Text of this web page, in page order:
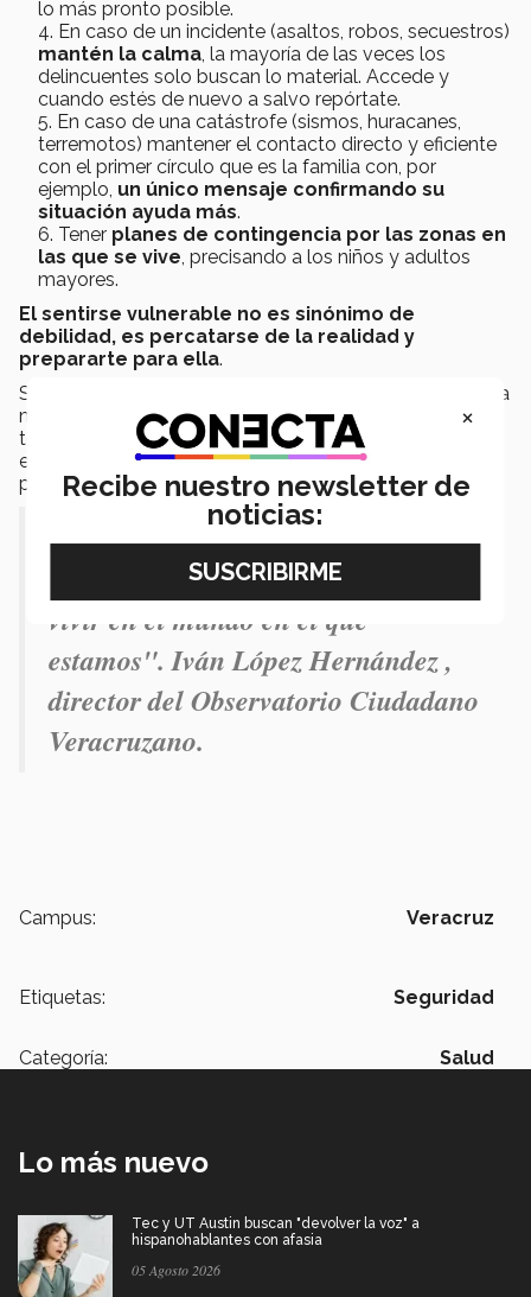
lo más pronto posible.
En caso de un incidente (asaltos, robos, secuestros)
mantén la calma , la mayoría de las veces los
delincuentes solo buscan lo material. Accede y
cuando estés de nuevo a salvo repórtate.
En caso de una catástrofe (sismos, huracanes,
terremotos) mantener el contacto directo y eficiente
con el primer círculo que es la familia con, por
ejemplo, un único mensaje confirmando su
situación ayuda más.
Tener planes de contingencia por las zonas en
las que se vive , precisando a los niños y adultos
mayores.
El sentirse vulnerable no es sinónimo de
debilidad, es percatarse de la realidad y
prepararte para ella.
Sigue estos pasos, pero lo más importante: “el tener una
mayor visión de lo que sucede en el país te ayudará a
tomar las decisiones correctas para tu futuro y en
especial, a estar preparado ante cualquier situación”
puntualizó.
"No debemos seguir deseando vivir
como antes. Tenemos que empezar a
vivir en el mundo en el que
estamos". Iván López Hernández ,
director del Observatorio Ciudadano
Veracruzano.
Campus: Veracruz
Etiquetas: Seguridad
Categoría: Salud
Lo más nuevo
Tec y UT Austin buscan "devolver la voz" a
hispanohablantes con afasia
05 Agosto 2026
×
Recibe nuestro newsletter de
noticias: